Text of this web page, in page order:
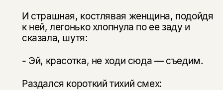
И страшная, костлявая женщина, подойдя
к ней, легонько хлопнула по ее заду и
сказала, шутя:
- Эй, красотка, не ходи сюда — съедим.
Раздался короткий тихий смех: